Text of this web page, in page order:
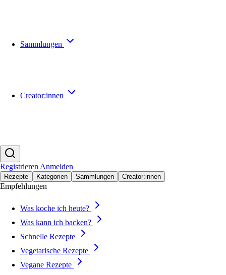
Sammlungen
Creator:innen
Registrieren Anmelden
Rezepte Kategorien Sammlungen Creator:innen
Empfehlungen
Was koche ich heute?
Was kann ich backen?
Schnelle Rezepte
Vegetarische Rezepte
Vegane Rezepte